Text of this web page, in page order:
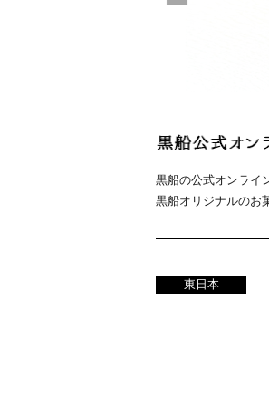
黒船の公式オンライ
黒船オリジナルのお
東日本